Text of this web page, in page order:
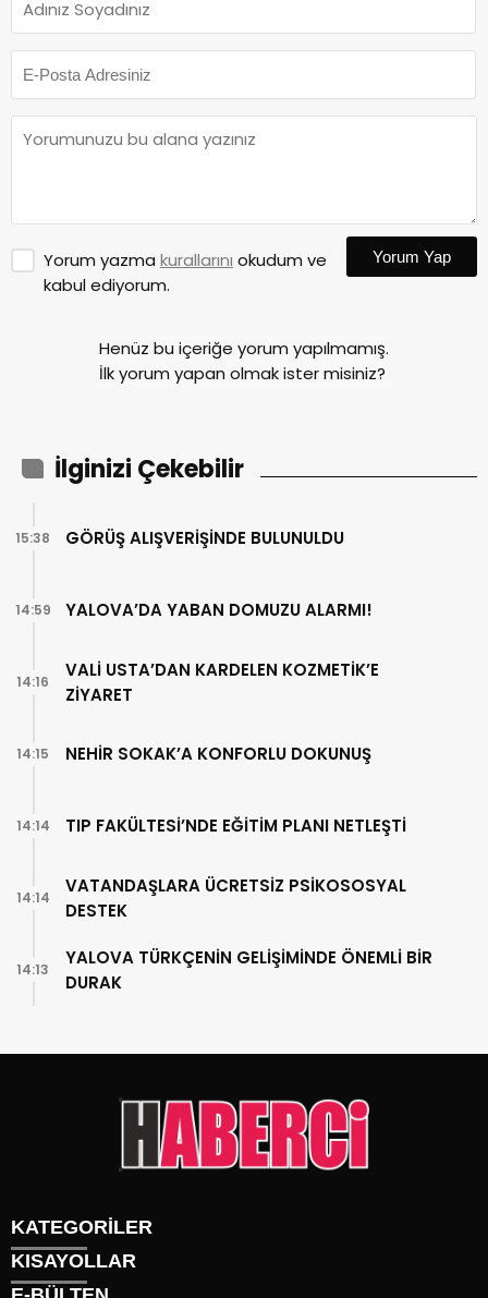
Yorum yazma kurallarını okudum ve
kabul ediyorum.
Yorum Yap
Henüz bu içeriğe yorum yapılmamış.
İlk yorum yapan olmak ister misiniz?
İlginizi Çekebilir
GÖRÜŞ ALIŞVERİŞİNDE BULUNULDU
15:38
YALOVA’DA YABAN DOMUZU ALARMI!
14:59
VALİ USTA’DAN KARDELEN KOZMETİK’E
ZİYARET
14:16
NEHİR SOKAK’A KONFORLU DOKUNUŞ
14:15
TIP FAKÜLTESİ’NDE EĞİTİM PLANI NETLEŞTİ
14:14
VATANDAŞLARA ÜCRETSİZ PSİKOSOSYAL
DESTEK
14:14
YALOVA TÜRKÇENİN GELİŞİMİNDE ÖNEMLİ BİR
DURAK
14:13
KATEGORİLER
Gündem
KISAYOLLAR